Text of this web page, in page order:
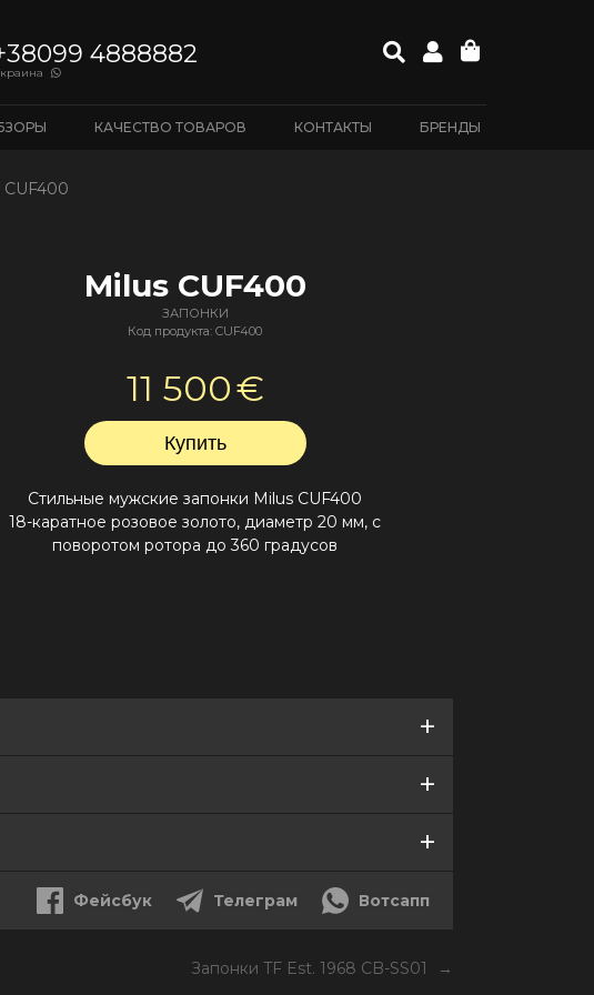
4888882
КАЧЕСТВО ТОВАРОВ КОНТАКТЫ БРЕНДЫ
CUF400
Milus CUF400
ЗАПОНКИ
Код продукта: CUF400
11 500€
Стильные мужские запонки Milus CUF400
18-каратное розовое золото, диаметр 20 мм, с
поворотом ротора до 360 градусов
Фейсбук Телеграм Вотсапп
Запонки TF Est. 1968 CB-SS01